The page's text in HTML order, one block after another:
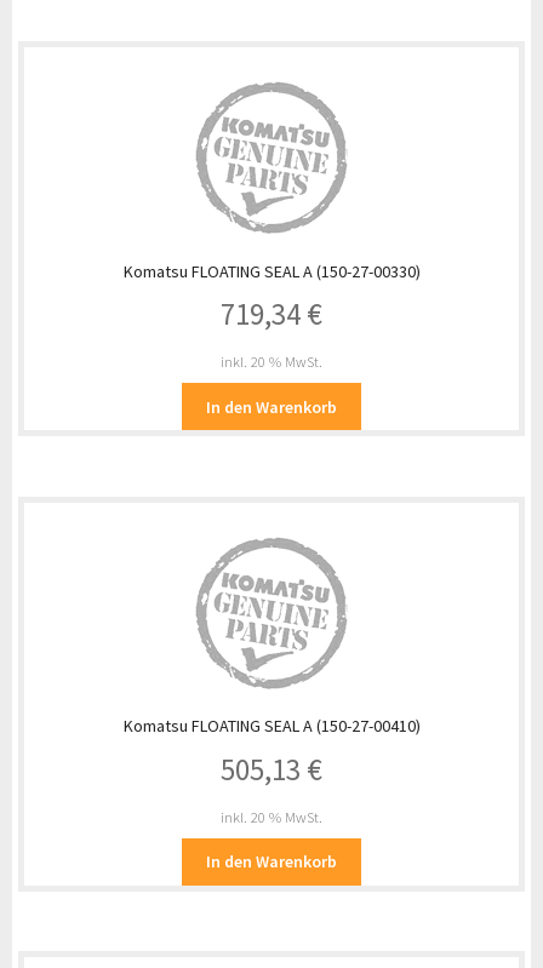
Komatsu FLOATING SEAL A (150-27-00330)
719,34€
inkl. 20 % MwSt.
In den Warenkorb
Komatsu FLOATING SEAL A (150-27-00410)
505,13 €
inkl. 20 % MwSt.
In den Warenkorb